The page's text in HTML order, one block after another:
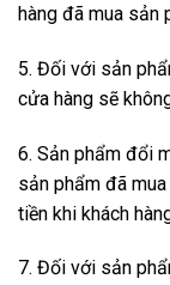
hàng đã mua sản
5. Đối với sản
cửa hàng sẽ
6. Sản phẩm đổi
sản phẩm đã
tiền khi khách
7. Đối với sản